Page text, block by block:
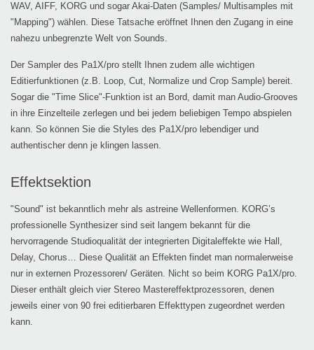
WAV, AIFF, KORG und sogar Akai-Daten (Samples/ Multisamples mit
"Mapping") wählen. Diese Tatsache eröffnet Ihnen den Zugang in eine
nahezu unbegrenzte Welt von Sounds.
Der Sampler des Pa1X/pro stellt Ihnen zudem alle wichtigen
Editierfunktionen (z.B. Loop, Cut, Normalize und Crop Sample) bereit.
Sogar die "Time Slice"-Funktion ist an Bord, damit man Audio-Grooves
in ihre Einzelteile zerlegen und bei jedem beliebigen Tempo abspielen
kann. So können Sie die Styles des Pa1X/pro lebendiger und
authentischer denn je klingen lassen.
Effektsektion
"Sound" ist bekanntlich mehr als astreine Wellenformen. KORG’s
professionelle Synthesizer sind seit langem bekannt für die
hervorragende Studioqualität der integrierten Digitaleffekte wie Hall,
Delay, Chorus… Diese Qualität an Effekten findet man normalerweise
nur in externen Prozessoren/ Geräten. Nicht so beim KORG Pa1X/pro.
Dieser enthält gleich vier Stereo Mastereffektprozessoren, denen
jeweils einer von 90 frei editierbaren Effekttypen zugeordnet werden
kann.